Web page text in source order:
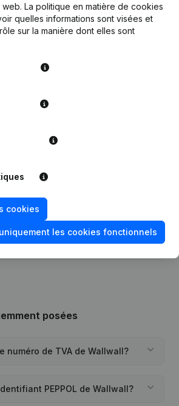
2,3 8
Personne Morale, Ouverture
Succursale, etc...)
posées
numéro de TVA de Wallwall?
PEPPOL de Wallwall?
web. La politique en matière de cookies
quelles informations sont visées et
sur la manière dont elles sont
cookies
les cookies fonctionnels